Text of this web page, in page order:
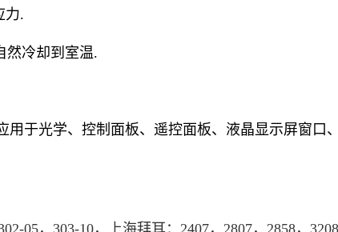
力.
然冷却到室温.
于光学、控制面板、遥控面板、液晶显示屏窗口
05，303-10， 上海拜耳 ：2407，2807，2858，3208